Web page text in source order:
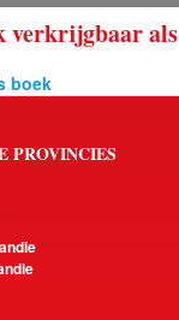
verkrijgbaar als
boek
PROVINCIES